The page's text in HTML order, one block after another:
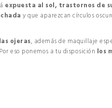
expuesta al sol, trastornos de
y que aparezcan círculos
ojeras, además de maquillaje
eso ponemos a tu disposición los